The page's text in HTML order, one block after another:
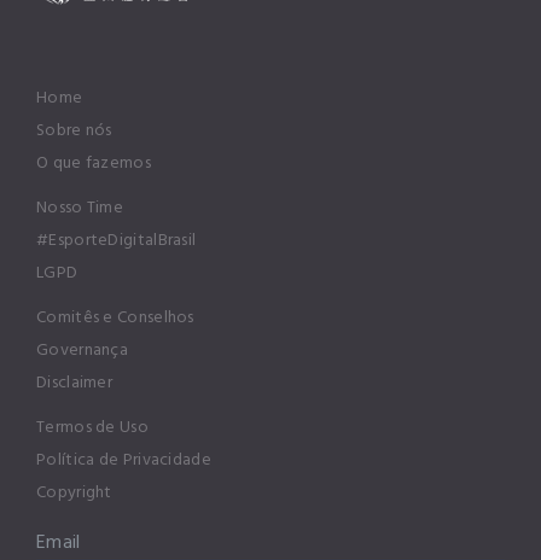
Home
Sobre nós
O que fazemos
Nosso Time
#EsporteDigitalBrasil
LGPD
Comitês e Conselhos
Governança
Disclaimer
Termos de Uso
Política de Privacidade
Copyright